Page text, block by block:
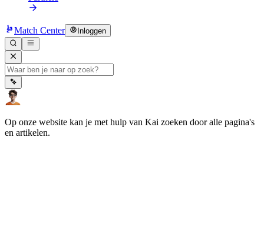
Match Center Inloggen
Op onze website kan je met hulp van Kai zoeken door alle pagina's
en artikelen.